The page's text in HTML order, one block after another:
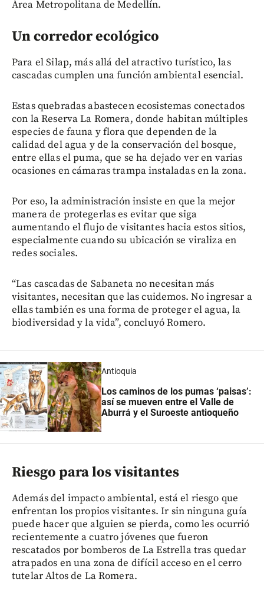
Área Metropolitana de Medellín.
Un corredor ecológico
Para el Silap, más allá del atractivo turístico, las
cascadas cumplen una función ambiental esencial.
Estas quebradas abastecen ecosistemas conectados
con la Reserva La Romera, donde habitan múltiples
especies de fauna y flora que dependen de la
calidad del agua y de la conservación del bosque,
entre ellas el puma, que se ha dejado ver en varias
ocasiones en cámaras trampa instaladas en la zona.
Por eso, la administración insiste en que la mejor
manera de protegerlas es evitar que siga
aumentando el flujo de visitantes hacia estos sitios,
especialmente cuando su ubicación se viraliza en
redes sociales.
“Las cascadas de Sabaneta no necesitan más
visitantes, necesitan que las cuidemos. No ingresar a
ellas también es una forma de proteger el agua, la
biodiversidad y la vida”, concluyó Romero.
Antioquia
Los caminos de los pumas ‘paisas’:
así se mueven entre el Valle de
Aburrá y el Suroeste antioqueño
Riesgo para los visitantes
Además del impacto ambiental, está el riesgo que
enfrentan los propios visitantes. Ir sin ninguna guía
puede hacer que alguien se pierda, como les ocurrió
recientemente a cuatro jóvenes que fueron
rescatados por bomberos de La Estrella tras quedar
atrapados en una zona de difícil acceso en el cerro
tutelar Altos de La Romera.